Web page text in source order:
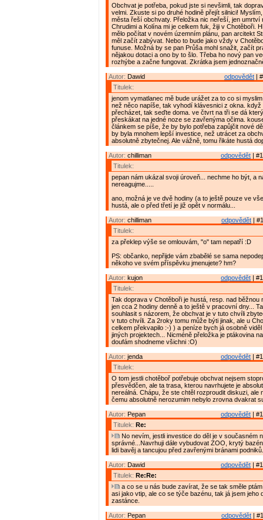
Obchvat je potřeba, pokud jste si nevšimli, tak
velmi. Zkuste si po druhé hodině přejít silnici!
města řeší obchvaty. Přeložka nic neřeší, jen umrtví
Chrudimi a Kolína mi je celkem fuk, žiji v Chotěboři.
mělo počítat v novém územním plánu, pan arcitekt
měl začít zabývat. Nebo to bude jako vždy v
funuse. Možná by se pan Průša mohl snažit, začít
nějakou dotaci a ono by to šlo. Třeba ho nový pan
rozhýbe a začne fungovat. Zkrátka jsem
odpovědět |
Autor: Dawid
Titulek:
jenom vymatlanec mě bude urážet za to co si
než něco napíše, tak vyhodí klávesnici z okna. když
přecházet, tak seďte doma. ve čtvrt na tři se dá
přeskákat na jedné noze se zavřenýma očima.
článkem se píše, že by bylo potřeba zapůjčit nové
by byla mnohem lepší investice, než utrácet za
absolutně zbytečnej. Ale vážně, tomu řikáte hustá
odpovědět |
Autor: chilliman
Titulek:
pepan nám ukázal svoji úroveň... nechme ho být, a
nereagujme.....
ano, možná je ve dvě hodiny (a to ještě pouze ve
hustá, ale o před třetí je již opět v normálu...
odpovědět |
Autor: chilliman
Titulek:
za překlep výše se omlouvám, "o" tam nepatří :D
PS: občanko, nepřijde vám zbabělé se sama
někoho ve svém příspěvku jmenujete? hm?
odpovědět |
Autor: kujon
Titulek:
Tak doprava v Chotěboři je hustá, resp. nad běžnou
jen cca 2 hodiny denně a to ještě v pracovní dny...
souhlasit s názorem, že obchvat je v tuto chvíli
v tuto chvíli. Za 2roky tomu může býti jinak, ale u
celkem překvapilo :-) ) a peníze bych já osobně
jiných projektech... Nicméně přeložka je ptákovina
doufám shodneme všichni :O)
odpovědět |
Autor: jenda
Titulek:
O tom jestli chotěboř potřebuje obchvat nejsem
přesvědčen, ale ta trasa, kterou navrhujete je
nereálná. Chápu, že ste chtěl rozproudit diskuzi, ale
čemu absolutně nerozumim nebylo zrovna dvakrat
odpovědět |
Autor: Pepan
Titulek: Re:
No nevím, jestli investice do děl je v současném
správné...Navrhuji dále vybudovat ZOO, krytý
lidi bavěj a tancujou před zavřenými bránami podniků.
odpovědět |
Autor: Dawid
Titulek: Re:Re:
a co se u nás bude zavírat, že se tak směle
asi jako vtip, ale co se týče bazénu, tak já jsem jeho
zastánce.
odpovědět |
Autor: Pepan